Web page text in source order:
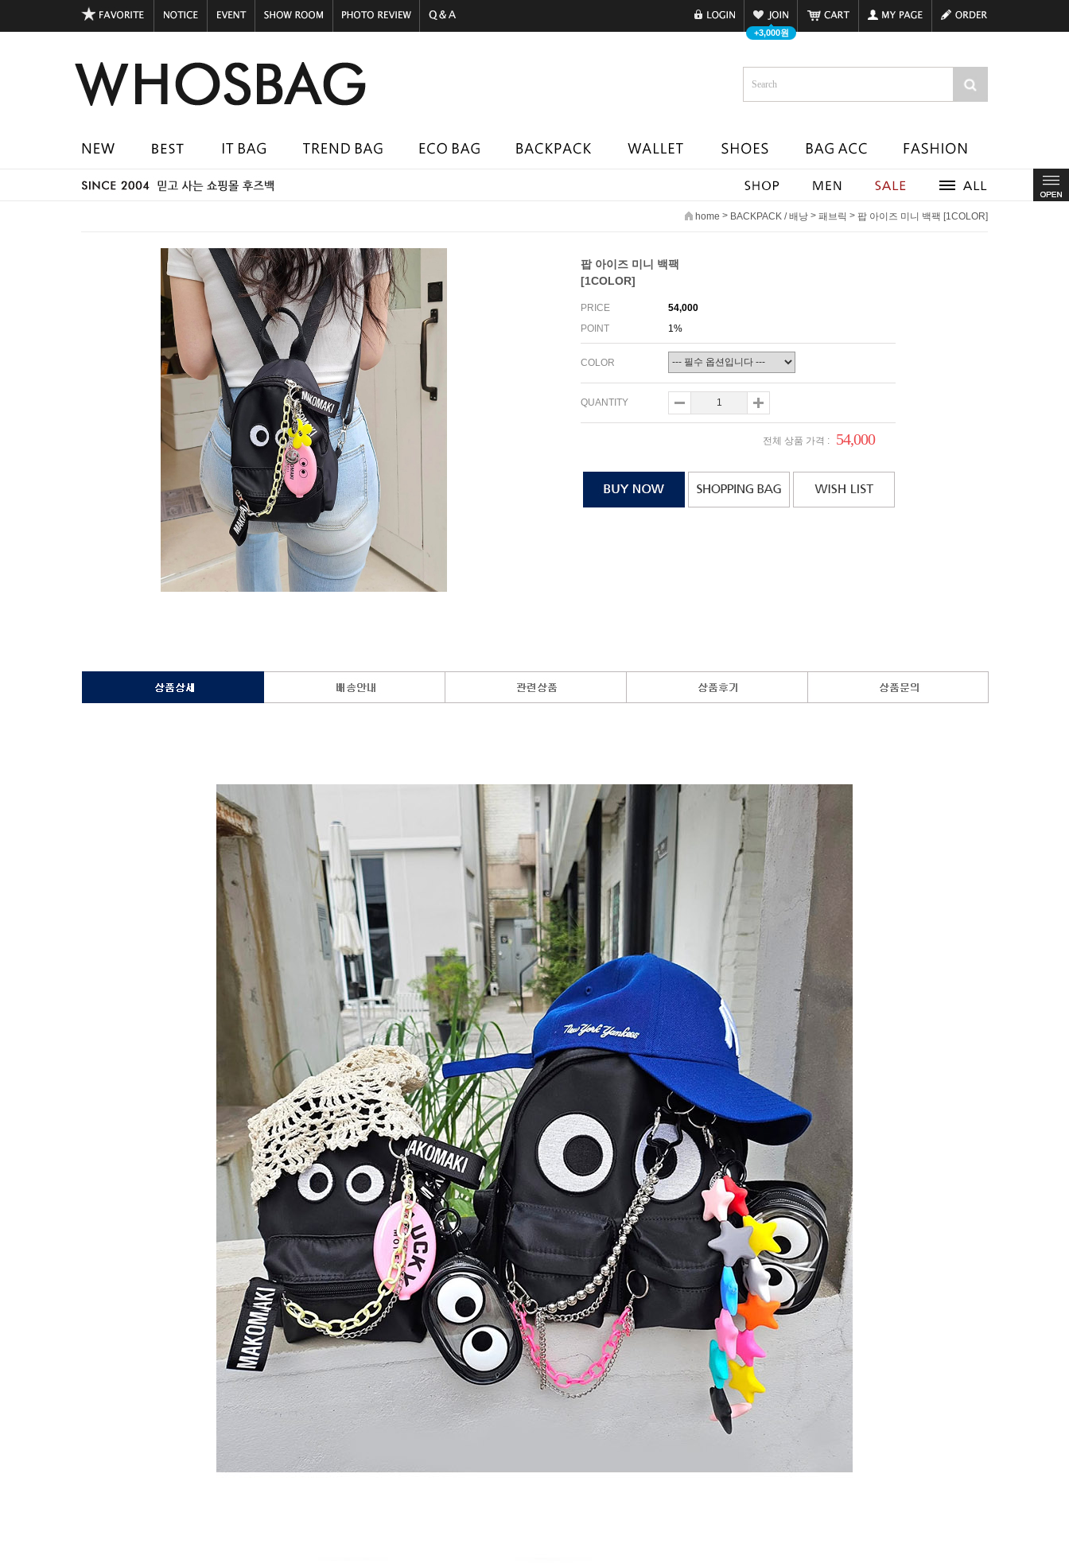
+3,000원
home > BACKPACK / 배낭 > 패브릭 > 팝 아이즈 미니 백팩 [1COLOR]
팝 아이즈 미니 백팩
[1COLOR]
PRICE
54,000
POINT
1%
COLOR
QUANTITY
전체 상품 가격 : 54,000